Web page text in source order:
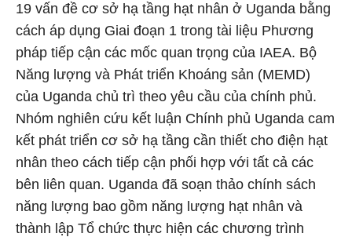
19 vấn đề cơ sở hạ tầng hạt nhân ở Uganda bằng
cách áp dụng Giai đoạn 1 trong tài liệu Phương
pháp tiếp cận các mốc quan trọng của IAEA. Bộ
Năng lượng và Phát triển Khoáng sản (MEMD)
của Uganda chủ trì theo yêu cầu của chính phủ.
Nhóm nghiên cứu kết luận Chính phủ Uganda cam
kết phát triển cơ sở hạ tầng cần thiết cho điện hạt
nhân theo cách tiếp cận phối hợp với tất cả các
bên liên quan. Uganda đã soạn thảo chính sách
năng lượng bao gồm năng lượng hạt nhân và
thành lập Tổ chức thực hiện các chương trình